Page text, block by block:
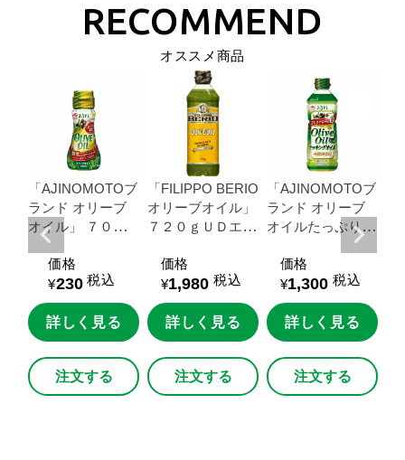
オススメ商品
「AJINOMOTOブ
ランド オリーブ
オイル」
７０ｇ
価格
¥230 税込
詳しく見る
注文する
「FILIPPO BERIO
オリーブオイル」
７２０ｇＵＤエコ
価格
¥1,980 税込
詳しく見る
注文する
「AJINOMOTOブ
ランド オリーブ
オイルたっぷりク
ッキングオイル」
６００ｇＵＤエコ
ペット
価格
¥1,300 税込
詳しく見る
注文する